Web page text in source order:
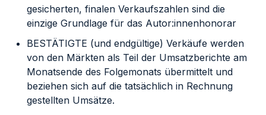
gesicherten, finalen Verkaufszahlen sind die
einzige Grundlage für das Autor:innenhonorar
BESTÄTIGTE (und endgültige) Verkäufe werden
von den Märkten als Teil der Umsatzberichte am
Monatsende des Folgemonats übermittelt und
beziehen sich auf die tatsächlich in Rechnung
gestellten Umsätze.